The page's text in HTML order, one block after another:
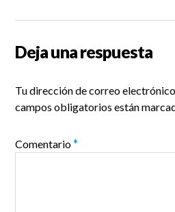
Deja una respuesta
Tu dirección de correo
campos obligatorios están
Comentario*